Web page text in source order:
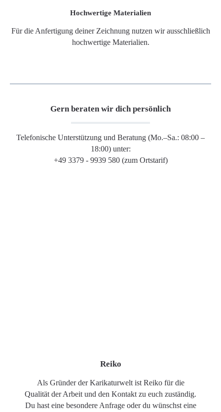
Hochwertige Materialien
Für die Anfertigung deiner Zeichnung nutzen wir ausschließlich
hochwertige Materialien.
Gern beraten wir dich persönlich
Telefonische Unterstützung und Beratung (Mo.–Sa.: 08:00 –
18:00) unter:
+49 3379 - 9939 580 (zum Ortstarif)
Reiko
Als Gründer der Karikaturwelt ist Reiko für die
Qualität der Arbeit und den Kontakt zu euch zuständig.
Du hast eine besondere Anfrage oder du wünschst eine